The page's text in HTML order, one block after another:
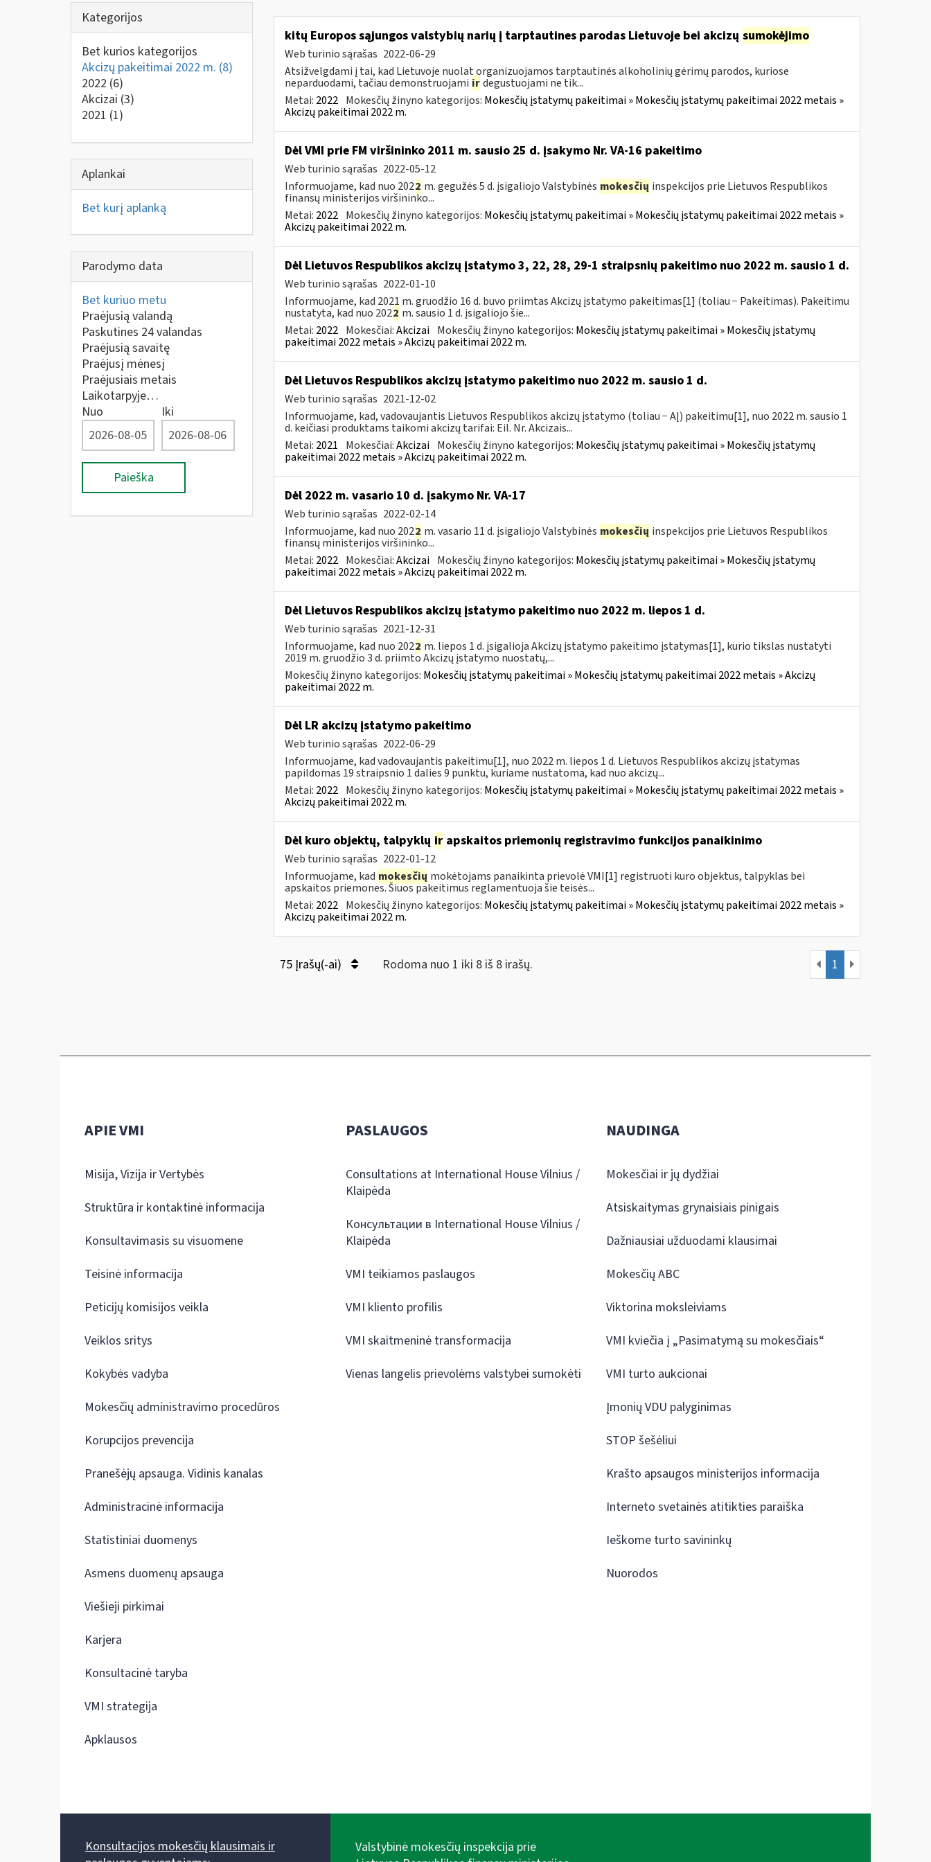
Kategorijos
Bet kurios kategorijos
Akcizų pakeitimai 2022 m. (8)
2022 (6)
Akcizai (3)
2021 (1)
Aplankai
Bet kurį aplanką
Parodymo data
Bet kuriuo metu
Praėjusią valandą
Paskutines 24 valandas
Praėjusią savaitę
Praėjusį mėnesį
Praėjusiais metais
Laikotarpyje…
Nuo
Iki
Paieška
kitų Europos sąjungos valstybių narių į tarptautines parodas Lietuvoje bei akcizų sumokėjimo
Web turinio sąrašas 2022-06-29
Atsižvelgdami į tai, kad Lietuvoje nuolat organizuojamos tarptautinės alkoholinių gėrimų parodos, kuriose
neparduodami, tačiau demonstruojami ir degustuojami ne tik...
Metai: 2022 Mokesčių žinyno kategorijos: Mokesčių įstatymų pakeitimai » Mokesčių įstatymų pakeitimai 2022 metais »
Akcizų pakeitimai 2022 m.
Dėl VMI prie FM viršininko 2011 m. sausio 25 d. įsakymo Nr. VA-16 pakeitimo
Web turinio sąrašas 2022-05-12
Informuojame, kad nuo 2022 m. gegužės 5 d. įsigaliojo Valstybinės mokesčių inspekcijos prie Lietuvos Respublikos
finansų ministerijos viršininko...
Metai: 2022 Mokesčių žinyno kategorijos: Mokesčių įstatymų pakeitimai » Mokesčių įstatymų pakeitimai 2022 metais »
Akcizų pakeitimai 2022 m.
Dėl Lietuvos Respublikos akcizų įstatymo 3, 22, 28, 29-1 straipsnių pakeitimo nuo 2022 m. sausio 1 d.
Web turinio sąrašas 2022-01-10
Informuojame, kad 2021 m. gruodžio 16 d. buvo priimtas Akcizų įstatymo pakeitimas[1] (toliau − Pakeitimas). Pakeitimu
nustatyta, kad nuo 2022 m. sausio 1 d. įsigaliojo šie...
Metai: 2022 Mokesčiai:Akcizai Mokesčių žinyno kategorijos: Mokesčių įstatymų pakeitimai » Mokesčių įstatymų
pakeitimai 2022 metais » Akcizų pakeitimai 2022 m.
Dėl Lietuvos Respublikos akcizų įstatymo pakeitimo nuo 2022 m. sausio 1 d.
Web turinio sąrašas 2021-12-02
Informuojame, kad, vadovaujantis Lietuvos Respublikos akcizų įstatymo (toliau − AĮ) pakeitimu[1], nuo 2022 m. sausio 1
d. keičiasi produktams taikomi akcizų tarifai: Eil. Nr. Akcizais...
Metai: 2021 Mokesčiai:Akcizai Mokesčių žinyno kategorijos: Mokesčių įstatymų pakeitimai » Mokesčių įstatymų
pakeitimai 2022 metais » Akcizų pakeitimai 2022 m.
Dėl 2022 m. vasario 10 d. įsakymo Nr. VA-17
Web turinio sąrašas 2022-02-14
Informuojame, kad nuo 2022 m. vasario 11 d. įsigaliojo Valstybinės mokesčių inspekcijos prie Lietuvos Respublikos
finansų ministerijos viršininko...
Metai: 2022 Mokesčiai:Akcizai Mokesčių žinyno kategorijos: Mokesčių įstatymų pakeitimai » Mokesčių įstatymų
pakeitimai 2022 metais » Akcizų pakeitimai 2022 m.
Dėl Lietuvos Respublikos akcizų įstatymo pakeitimo nuo 2022 m. liepos 1 d.
Web turinio sąrašas 2021-12-31
Informuojame, kad nuo 2022 m. liepos 1 d. įsigalioja Akcizų įstatymo pakeitimo įstatymas[1], kurio tikslas nustatyti
2019 m. gruodžio 3 d. priimto Akcizų įstatymo nuostatų,...
Mokesčių žinyno kategorijos: Mokesčių įstatymų pakeitimai » Mokesčių įstatymų pakeitimai 2022 metais » Akcizų
pakeitimai 2022 m.
Dėl LR akcizų įstatymo pakeitimo
Web turinio sąrašas 2022-06-29
Informuojame, kad vadovaujantis pakeitimu[1], nuo 2022 m. liepos 1 d. Lietuvos Respublikos akcizų įstatymas
papildomas 19 straipsnio 1 dalies 9 punktu, kuriame nustatoma, kad nuo akcizų...
Metai: 2022 Mokesčių žinyno kategorijos: Mokesčių įstatymų pakeitimai » Mokesčių įstatymų pakeitimai 2022 metais »
Akcizų pakeitimai 2022 m.
Dėl kuro objektų, talpyklų irapskaitos priemonių registravimo funkcijos panaikinimo
Web turinio sąrašas 2022-01-12
Informuojame, kad mokesčių mokėtojams panaikinta prievolė VMI[1] registruoti kuro objektus, talpyklas bei
apskaitos priemones. Šiuos pakeitimus reglamentuoja šie teisės...
Metai: 2022 Mokesčių žinyno kategorijos: Mokesčių įstatymų pakeitimai » Mokesčių įstatymų pakeitimai 2022 metais »
Akcizų pakeitimai 2022 m.
75 Įrašų(-ai) Rodoma nuo 1 iki 8 iš 8 irašų. 1
APIE VMI
Misija, Vizija ir Vertybės
Struktūra ir kontaktinė informacija
Konsultavimasis su visuomene
Teisinė informacija
Peticijų komisijos veikla
Veiklos sritys
Kokybės vadyba
Mokesčių administravimo procedūros
Korupcijos prevencija
Pranešėjų apsauga. Vidinis kanalas
Administracinė informacija
Statistiniai duomenys
Asmens duomenų apsauga
Viešieji pirkimai
Karjera
Konsultacinė taryba
VMI strategija
Apklausos
PASLAUGOS
Consultations at International House Vilnius /
Klaipėda
Консультации в International House Vilnius /
Klaipėda
VMI teikiamos paslaugos
VMI kliento profilis
VMI skaitmeninė transformacija
Vienas langelis prievolėms valstybei sumokėti
NAUDINGA
Mokesčiai ir jų dydžiai
Atsiskaitymas grynaisiais pinigais
Dažniausiai užduodami klausimai
Mokesčių ABC
Viktorina moksleiviams
VMI kviečia į „Pasimatymą su mokesčiais“
VMI turto aukcionai
Įmonių VDU palyginimas
STOP šešėliui
Krašto apsaugos ministerijos informacija
Interneto svetainės atitikties paraiška
Ieškome turto savininkų
Nuorodos
Konsultacijos mokesčių klausimais ir
Valstybinė mokesčių inspekcija prie